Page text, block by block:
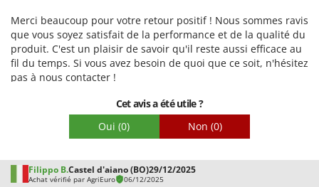
Merci beaucoup pour votre retour positif ! Nous sommes ravis
que vous soyez satisfait de la performance et de la qualité du
produit. C'est un plaisir de savoir qu'il reste aussi efficace au
fil du temps. Si vous avez besoin de quoi que ce soit, n'hésitez
pas à nous contacter !
Cet avis a été utile ?
Oui (0) Non (0)
Filippo B.Castel d'aiano (BO)29/12/2025
Achat vérifié par AgriEuro 06/12/2025